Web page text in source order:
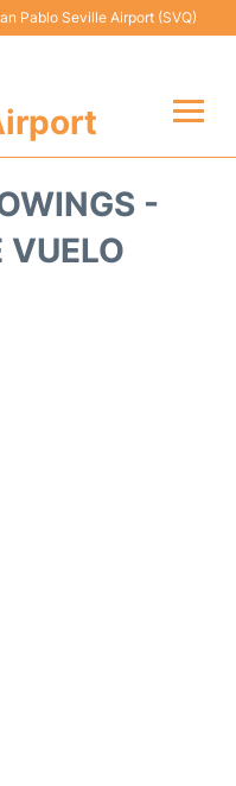
Pablo Seville Airport (SVQ)
-
VUELO